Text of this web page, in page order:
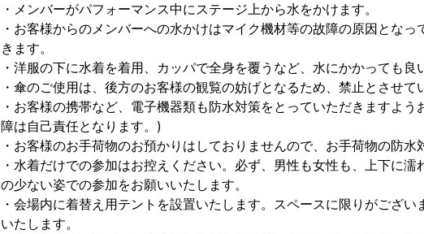
・メンバーがパフォーマンス中にステージ上から水をかけます。
・お客様からのメンバーへの水かけはマイク機材等の故障の原因とな
きます。
・洋服の下に水着を着用、カッパで全身を覆うなど、水にかかっても良
・傘のご使用は、後方のお客様の観覧の妨げとなるため、禁止とさせて
・お客様の携帯など、電子機器類も防水対策をとっていただきますよ
障は自己責任となります。)
・お客様のお手荷物のお預かりはしておりませんので、お手荷物の防水
・水着だけでの参加はお控えください。必ず、男性も女性も、上下に
の少ない姿での参加をお願いいたします。
・会場内に着替え用テントを設置いたします。スペースに限りがござ
いたします。